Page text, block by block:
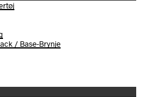
/ Base-Brynje